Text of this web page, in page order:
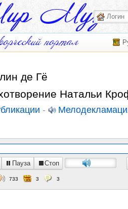
де Гё
Натальи
-
Пауза Стоп
733 3 3